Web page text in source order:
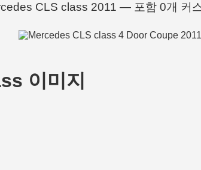
CLS class 2011 — 포함 0개 커
이미지